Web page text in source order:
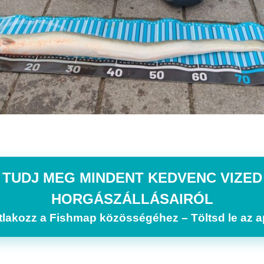
TUDJ MEG MINDENT KEDVENC VIZED
HORGÁSZÁLLÁSAIRÓL
a Fishmap közösségéhez – Töltsd le az